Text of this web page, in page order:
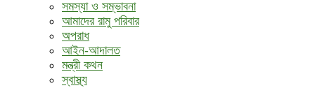
সমস্যা ও সম্ভাবনা
আমাদের রামু পরিবার
অপরাধ
আইন-আদালত
মন্ত্রী কথন
স্বাস্থ্য